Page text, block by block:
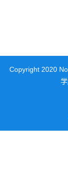
Copyright 2020